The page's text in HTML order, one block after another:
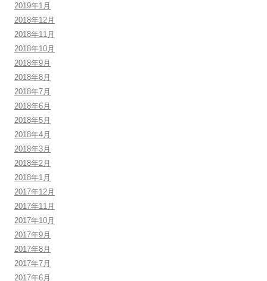
2019年1月
2018年12月
2018年11月
2018年10月
2018年9月
2018年8月
2018年7月
2018年6月
2018年5月
2018年4月
2018年3月
2018年2月
2018年1月
2017年12月
2017年11月
2017年10月
2017年9月
2017年8月
2017年7月
2017年6月